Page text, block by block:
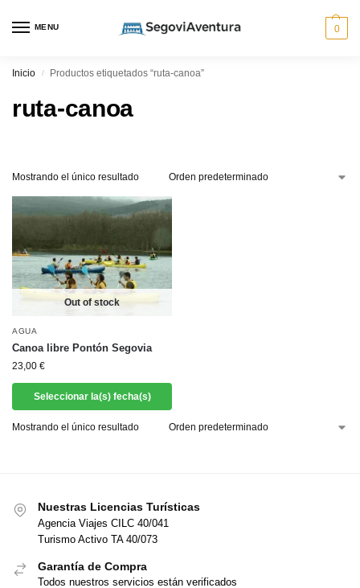
MENU 0
Inicio / Productos etiquetados “ruta-canoa”
ruta-canoa
Mostrando el único resultado
Out of stock
AGUA
Canoa libre Pontón Segovia
23,00 €
Seleccionar la(s) fecha(s)
Mostrando el único resultado
Nuestras Licencias Turísticas
Agencia Viajes CILC 40/041
Turismo Activo TA 40/073
Garantía de Compra
Todos nuestros servicios están verificados